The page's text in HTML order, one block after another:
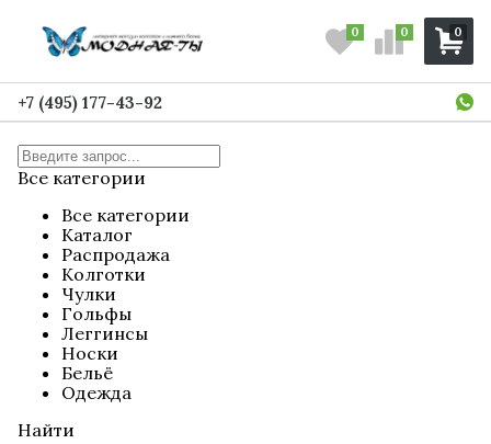
0
0 0
+7 (495) 177-43-92
Все категории
Все категории
Каталог
Распродажа
Колготки
Чулки
Гольфы
Леггинсы
Носки
Бельё
Одежда
Найти